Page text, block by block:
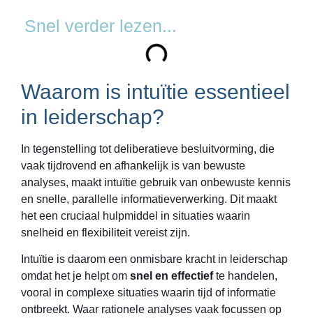
Snel verder lezen...
Waarom is intuïtie essentieel
in leiderschap?
In tegenstelling tot deliberatieve besluitvorming, die
vaak tijdrovend en afhankelijk is van bewuste
analyses, maakt intuïtie gebruik van onbewuste kennis
en snelle, parallelle informatieverwerking. Dit maakt
het een cruciaal hulpmiddel in situaties waarin
snelheid en flexibiliteit vereist zijn.
Intuïtie is daarom een onmisbare kracht in leiderschap
omdat het je helpt om snel en effectiefte handelen,
vooral in complexe situaties waarin tijd of informatie
ontbreekt. Waar rationele analyses vaak focussen op